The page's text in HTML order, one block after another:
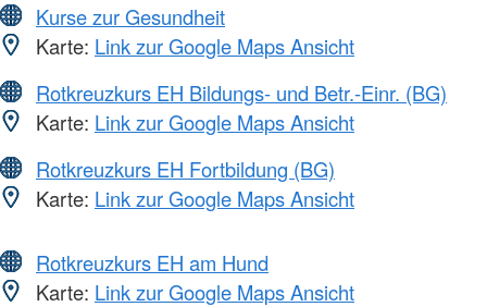
Kurse zur Gesundheit
Karte: Link zur Google Maps Ansicht
Rotkreuzkurs EH Bildungs- und Betr.-Einr. (BG)
Karte: Link zur Google Maps Ansicht
Rotkreuzkurs EH Fortbildung (BG)
Karte: Link zur Google Maps Ansicht
Rotkreuzkurs EH am Hund
Karte: Link zur Google Maps Ansicht